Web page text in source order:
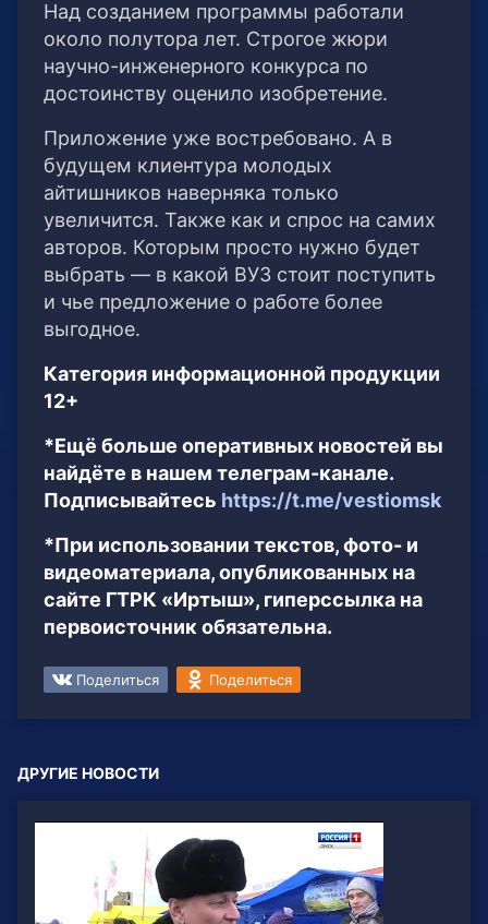
Над созданием программы работали
около полутора лет. Строгое жюри
научно-инженерного конкурса по
достоинству оценило изобретение.
Приложение уже востребовано. А в
будущем клиентура молодых
айтишников наверняка только
увеличится. Также как и спрос на самих
авторов. Которым просто нужно будет
выбрать — в какой ВУЗ стоит поступить
и чье предложение о работе более
выгодное.
Категория информационной продукции
12+
*Ещё больше оперативных новостей вы
найдёте в нашем телеграм-канале.
Подписывайтесь https://t.me/vestiomsk
*При использовании текстов, фото- и
видеоматериала, опубликованных на
сайте ГТРК «Иртыш», гиперссылка на
первоисточник обязательна.
Поделиться Поделиться
ДРУГИЕ НОВОСТИ